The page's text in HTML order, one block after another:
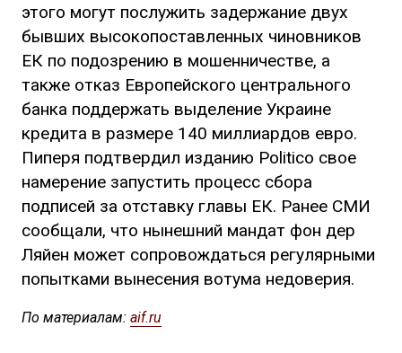
этого могут послужить задержание двух
бывших высокопоставленных чиновников
ЕК по подозрению в мошенничестве, а
также отказ Европейского центрального
банка поддержать выделение Украине
кредита в размере 140 миллиардов евро.
Пиперя подтвердил изданию Politico свое
намерение запустить процесс сбора
подписей за отставку главы ЕК. Ранее СМИ
сообщали, что нынешний мандат фон дер
Ляйен может сопровождаться регулярными
попытками вынесения вотума недоверия.
По материалам: aif.ru